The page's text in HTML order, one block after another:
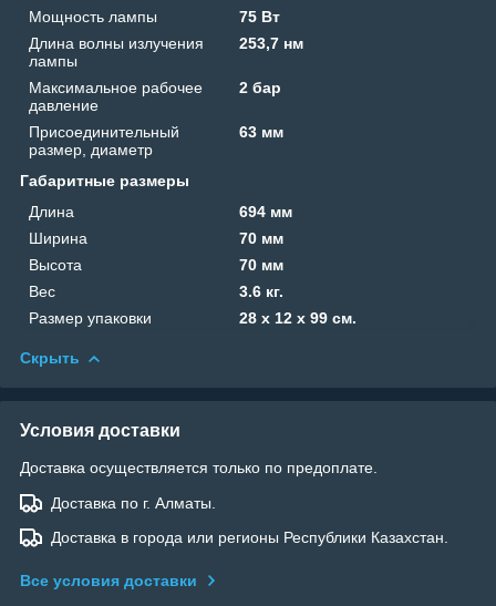
Мощность лампы
75 Вт
Длина волны излучения
лампы
253,7 нм
Максимальное рабочее
давление
2 бар
Присоединительный
размер, диаметр
63 мм
Габаритные размеры
Длина
694 мм
Ширина
70 мм
Высота
70 мм
Вес
3.6 кг.
Размер упаковки
28 x 12 x 99 см.
Скрыть
Условия доставки
Доставка осуществляется только по предоплате.
Доставка по г. Алматы.
Доставка в города или регионы Республики Казахстан.
Все условия доставки